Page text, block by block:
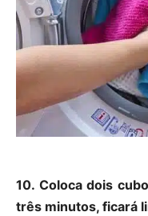
10. Coloca dois
três minutos, ficará